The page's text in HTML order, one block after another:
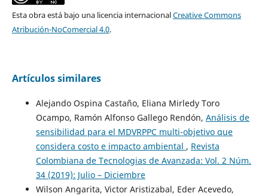
Esta obra está bajo una licencia internacionalCreative Commons
Atribución-NoComercial 4.0.
Artículos similares
Alejando Ospina Castaño, Eliana Mirledy Toro
Ocampo, Ramón Alfonso Gallego Rendón, Análisis de
sensibilidad para el MDVRPPC multi-objetivo que
considera costo e impacto ambiental , Revista
Colombiana de Tecnologias de Avanzada: Vol. 2 Núm.
34 (2019): Julio – Diciembre
Wilson Angarita, Victor Aristizabal, Eder Acevedo,